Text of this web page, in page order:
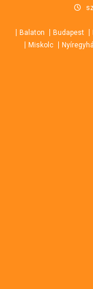
contentBalaton Budapest
Miskolc